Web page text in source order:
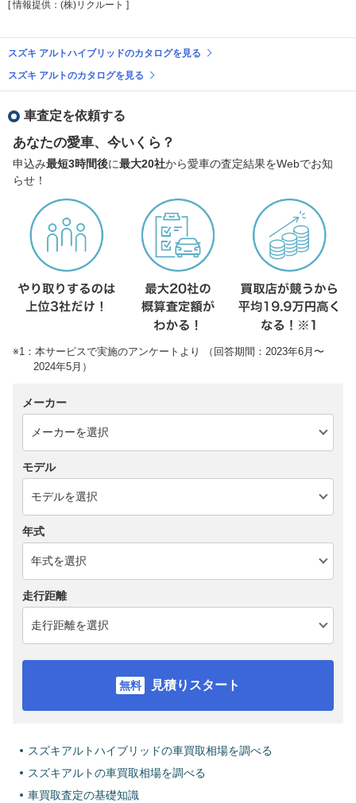
[ 情報提供：(株)リクルート ]
スズキ アルトハイブリッドのカタログを見る
スズキ アルトのカタログを見る
車査定を依頼する
あなたの愛車、今いくら？
申込み最短3時間後に最大20社から愛車の査定結果をWebでお知
らせ！
※1：本サービスで実施のアンケートより （回答期間：2023年6月〜
2024年5月）
メーカー
モデル
年式
走行距離
見積りスタート
スズキアルトハイブリッドの車買取相場を調べる
スズキアルトの車買取相場を調べる
車買取査定の基礎知識